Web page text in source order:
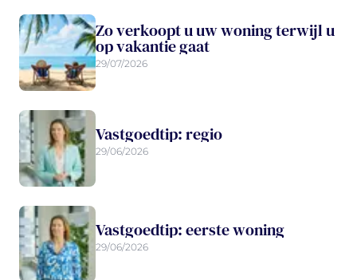
Zo verkoopt u uw woning terwijl u
op vakantie gaat
29/07/2026
Vastgoedtip: regio
29/06/2026
Vastgoedtip: eerste woning
29/06/2026